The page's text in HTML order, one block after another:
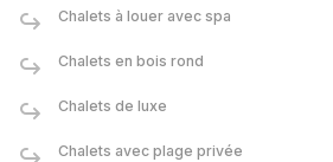
Chalets à louer avec spa
Chalets en bois rond
Chalets de luxe
Chalets avec plage privée